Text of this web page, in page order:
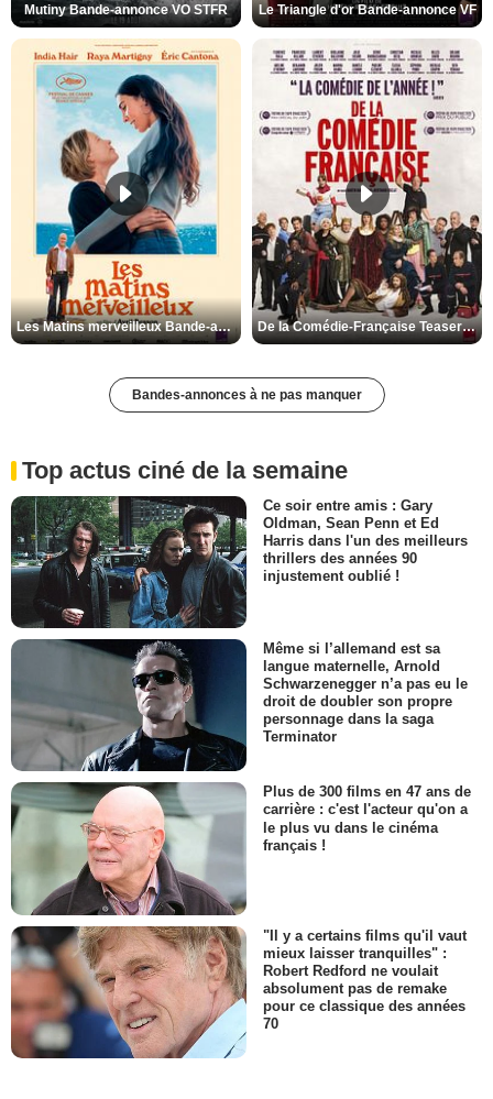
Mutiny Bande-annonce VO STFR Le Triangle d'or Bande-annonce VF
Les Matins merveilleux Bande-annonce VF De la Comédie-Française Teaser VF
Bandes-annonces à ne pas manquer
Top actus ciné de la semaine
Ce soir entre amis : Gary
Oldman, Sean Penn et Ed
Harris dans l'un des meilleurs
thrillers des années 90
injustement oublié !
Même si l’allemand est sa
langue maternelle, Arnold
Schwarzenegger n’a pas eu le
droit de doubler son propre
personnage dans la saga
Terminator
Plus de 300 films en 47 ans de
carrière : c'est l'acteur qu'on a
le plus vu dans le cinéma
français !
"Il y a certains films qu'il vaut
mieux laisser tranquilles" :
Robert Redford ne voulait
absolument pas de remake
pour ce classique des années
70